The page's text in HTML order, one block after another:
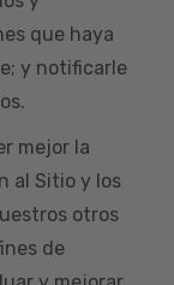
que haya
y notificarle
mejor la
al Sitio y los
otros
de